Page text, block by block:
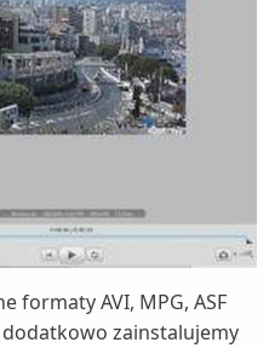
formaty AVI, MPG, ASF
zainstalujemy